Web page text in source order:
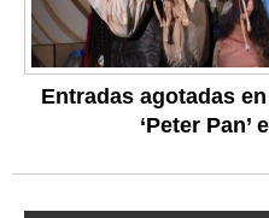
Entradas agotadas
‘Peter Pan’